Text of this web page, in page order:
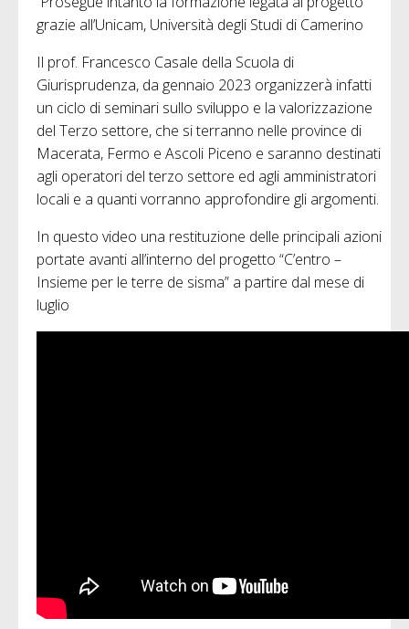
grazie all’Unicam, Università degli Studi di Camerino
Il prof. Francesco Casale della Scuola di
Giurisprudenza, da gennaio 2023 organizzerà infatti
un ciclo di seminari sullo sviluppo e la valorizzazione
del Terzo settore, che si terranno nelle province di
Macerata, Fermo e Ascoli Piceno e saranno destinati
agli operatori del terzo settore ed agli amministratori
locali e a quanti vorranno approfondire gli argomenti.
In questo video una restituzione delle principali azioni
portate avanti all’interno del progetto “C’entro –
Insieme per le terre de sisma” a partire dal mese di
luglio